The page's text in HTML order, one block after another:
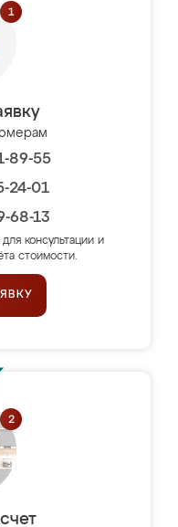
89-55
24-01
68-13
консультации и
стоимости.